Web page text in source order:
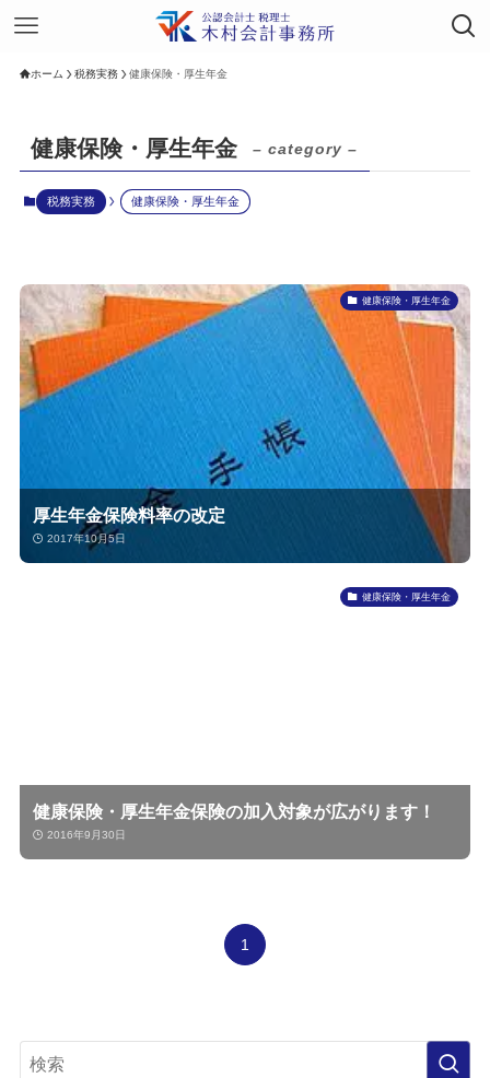
ホーム 税務実務 健康保険・厚生年金
健康保険・厚生年金 – category –
税務実務 健康保険・厚生年金
健康保険・厚生年金
厚生年金保険料率の改定
2017年10月5日
健康保険・厚生年金
健康保険・厚生年金保険の加入対象が広がります！
2016年9月30日
1